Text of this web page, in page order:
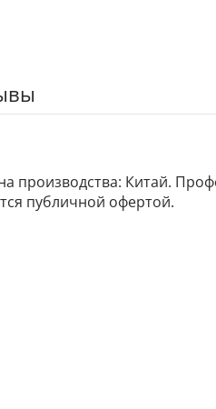
производства: Китай.
публичной офертой.